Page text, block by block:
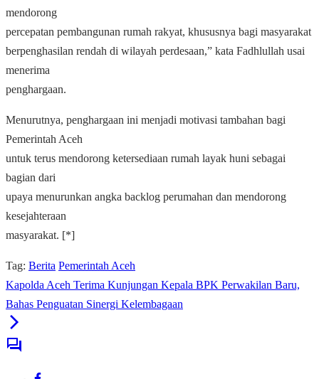
mendorong
percepatan pembangunan rumah rakyat, khususnya bagi masyarakat
berpenghasilan rendah di wilayah perdesaan,” kata Fadhlullah usai
menerima
penghargaan.
Menurutnya, penghargaan ini menjadi motivasi tambahan bagi
Pemerintah Aceh
untuk terus mendorong ketersediaan rumah layak huni sebagai
bagian dari
upaya menurunkan angka backlog perumahan dan mendorong
kesejahteraan
masyarakat. [*]
Tag: Berita Pemerintah Aceh
Kapolda Aceh Terima Kunjungan Kepala BPK Perwakilan Baru,
Bahas Penguatan Sinergi Kelembagaan